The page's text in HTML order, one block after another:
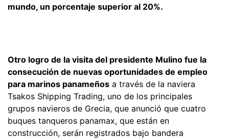
mundo, un porcentaje superior al 20%.
Otro logro de la visita del presidente Mulino fue la
consecución de nuevas oportunidades de empleo
para marinos panameños a través de la naviera
Tsakos Shipping Trading, uno de los principales
grupos navieros de Grecia, que anunció que cuatro
buques tanqueros panamax, que están en
construcción, serán registrados bajo bandera